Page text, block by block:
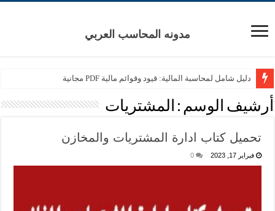
مدونه المحاسب العربي
دليل شامل لمحاسبة المالية: قيود وقوائم مالية PDF مجانية
أرشيف الوسم : المشتريات
تحميل كتاب ادارة المشتريات والمخازن
فبراير 17, 2023 0